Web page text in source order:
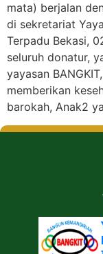
mata) berjalan
di sekretariat
Terpadu Bekasi,
seluruh donatur,
yayasan
memberikan
barokah, Anak2